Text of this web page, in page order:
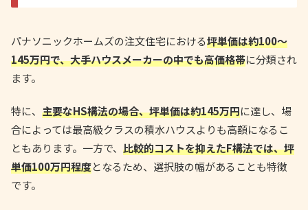
パナソニックホームズの注文住宅における坪単価は約100〜
145万円で、大手ハウスメーカーの中でも高価格帯に分類され
ます。
特に、 主要なHS構法の場合、坪単価は約145万円に達し、場
合によっては最高級クラスの積水ハウスよりも高額になるこ
ともあります。一方で、 比較的コストを抑えたF構法では、坪
単価100万円程度となるため、選択肢の幅があることも特徴
です。